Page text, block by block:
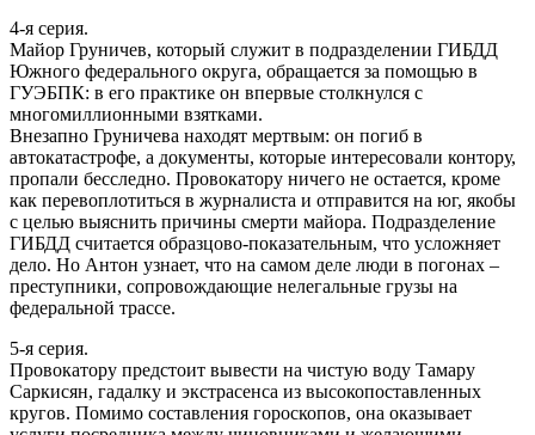
4-я серия.
Майор Груничев, который служит в подразделении ГИБДД
Южного федерального округа, обращается за помощью в
ГУЭБПК: в его практике он впервые столкнулся с
многомиллионными взятками.
Внезапно Груничева находят мертвым: он погиб в
автокатастрофе, а документы, которые интересовали контору,
пропали бесследно. Провокатору ничего не остается, кроме
как перевоплотиться в журналиста и отправится на юг, якобы
с целью выяснить причины смерти майора. Подразделение
ГИБДД считается образцово-показательным, что усложняет
дело. Но Антон узнает, что на самом деле люди в погонах –
преступники, сопровождающие нелегальные грузы на
федеральной трассе.
5-я серия.
Провокатору предстоит вывести на чистую воду Тамару
Саркисян, гадалку и экстрасенса из высокопоставленных
кругов. Помимо составления гороскопов, она оказывает